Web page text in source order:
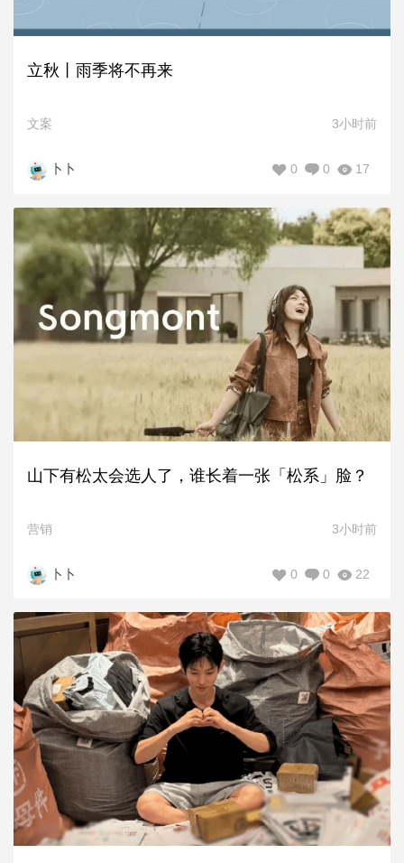
立秋丨雨季将不再来
文案 3小时前
卜卜 17
0
0
山下有松太会选人了，谁长着一张「松系」脸？
营销 3小时前
卜卜 22
0
0